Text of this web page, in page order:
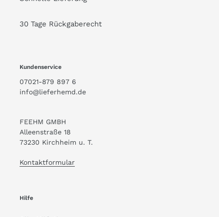
30 Tage Rückgaberecht
Kundenservice
07021-879 897 6
info@lieferhemd.de
FEEHM GMBH
Alleenstraße 18
73230 Kirchheim u. T.
Kontaktformular
Hilfe